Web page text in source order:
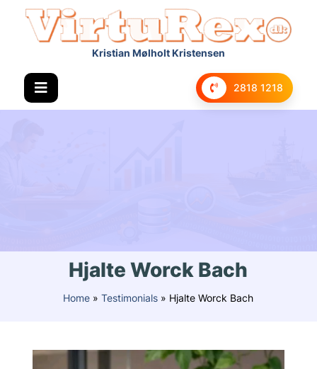
Kristian Mølholt Kristensen
2818 1218
Hjalte Worck Bach
Home »Testimonials » Hjalte Worck Bach